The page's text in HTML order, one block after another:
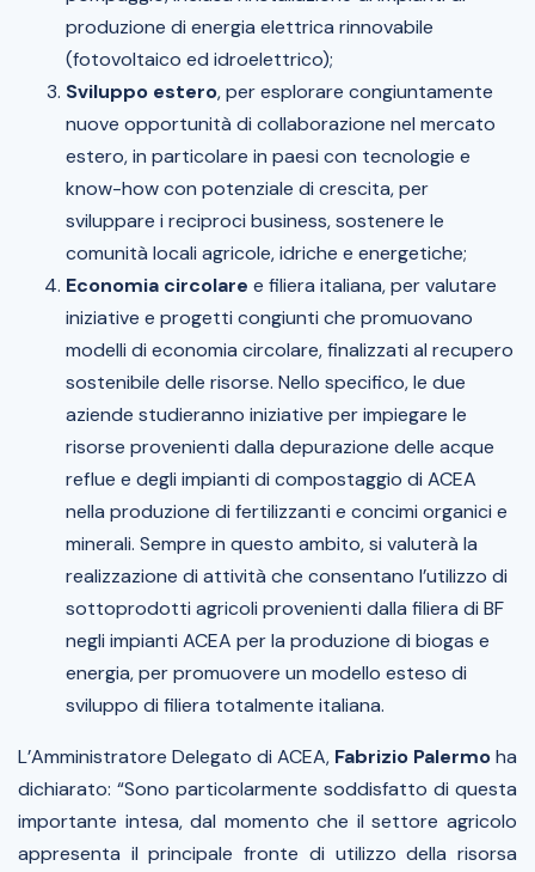
produzione di energia elettrica rinnovabile
(fotovoltaico ed idroelettrico);
Sviluppo estero, per esplorare congiuntamente
nuove opportunità di collaborazione nel mercato
estero, in particolare in paesi con tecnologie e
know-how con potenziale di crescita, per
sviluppare i reciproci business, sostenere le
comunità locali agricole, idriche e energetiche;
Economia circolare e filiera italiana, per valutare
iniziative e progetti congiunti che promuovano
modelli di economia circolare, finalizzati al recupero
sostenibile delle risorse. Nello specifico, le due
aziende studieranno iniziative per impiegare le
risorse provenienti dalla depurazione delle acque
reflue e degli impianti di compostaggio di ACEA
nella produzione di fertilizzanti e concimi organici e
minerali. Sempre in questo ambito, si valuterà la
realizzazione di attività che consentano l’utilizzo di
sottoprodotti agricoli provenienti dalla filiera di BF
negli impianti ACEA per la produzione di biogas e
energia, per promuovere un modello esteso di
sviluppo di filiera totalmente italiana.
L’Amministratore Delegato di ACEA, Fabrizio Palermoha
dichiarato: “Sono particolarmente soddisfatto di questa
importante intesa, dal momento che il settore agricolo
appresenta il principale fronte di utilizzo della risorsa